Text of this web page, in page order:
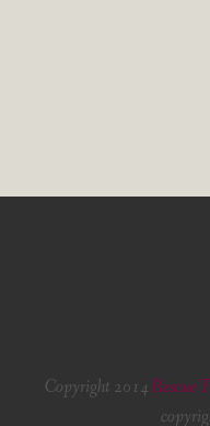
Copyright 2014Rescue